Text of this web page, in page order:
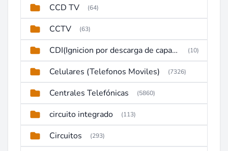
CCD TV (64)
CCTV (63)
CDI(Ignicion por descarga de capacitor) (10)
Celulares (Telefonos Moviles) (7326)
Centrales Telefónicas (5860)
circuito integrado (113)
Circuitos (293)